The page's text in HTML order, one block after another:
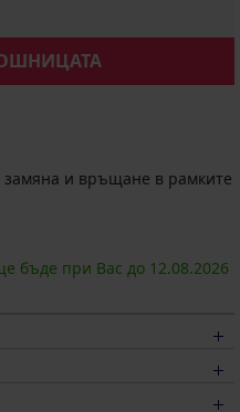
замяна и връщане в рамките
бъде при Вас до 12.08.2026